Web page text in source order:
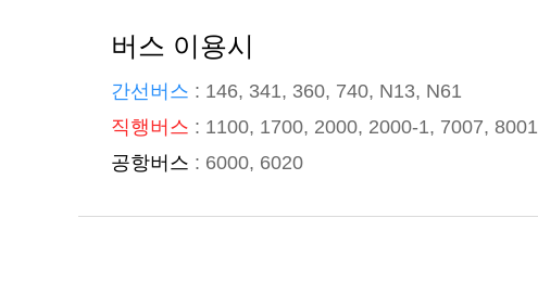
버스 이용시
간선버스 : 146, 341, 360, 740, N13, N61
직행버스 : 1100, 1700, 2000, 2000-1, 7007, 8001
공항버스 : 6000, 6020